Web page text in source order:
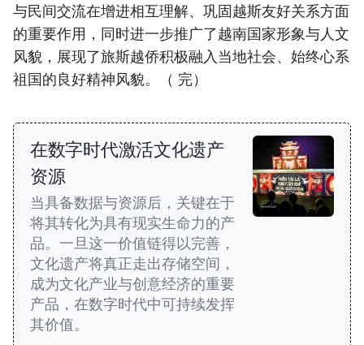
与民间交流在增进相互理解、巩固越斯友好关系方面
的重要作用，同时进一步推广了越南国家形象与人文
风貌，展现了旅斯越侨积极融入当地社会、始终心系
祖国的良好精神风貌。（ 完）
在数字时代激活文化遗产
资源
当具备数据与资源后，关键在于
将其转化为具有现实生命力的产
品。一旦这一价值链得以完善，
文化遗产将真正走出存储空间，
成为文化产业与创意经济的重要
产品，在数字时代中可持续发挥
其价值。